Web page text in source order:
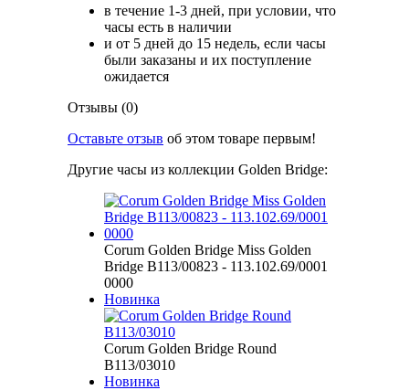
в течение 1-3 дней, при условии, что
часы есть в наличии
и от 5 дней до 15 недель, если часы
были заказаны и их поступление
ожидается
Отзывы (0)
Оставьте отзыв об этом товаре первым!
Другие часы из коллекции Golden Bridge:
Corum Golden Bridge Miss Golden
Bridge B113/00823 - 113.102.69/0001
0000
Новинка
Corum Golden Bridge Round
B113/03010
Новинка